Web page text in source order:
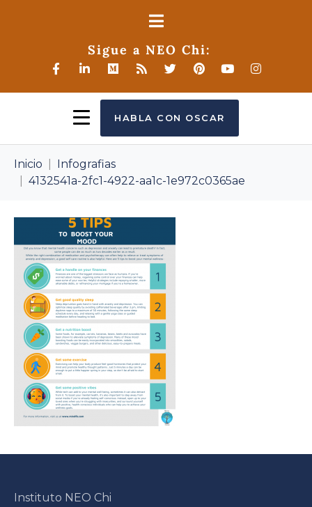
Sigue a NEO Chi:
HABLA CON OSCAR
Inicio
Infografias
4132541a-2fc1-4922-aa1c-1e972c0365ae
Instituto NEO Chi